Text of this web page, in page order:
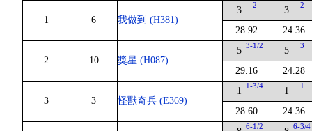
1 6 我做到 (H381)
3 2
28.92
3 2
24.36
2 10 獎星 (H087)
5 3-1/2
29.16
5 3
24.28
3 3 怪獸奇兵 (E369)
1 1-3/4
28.60
1 1
24.36
6-1/2 6-3/4